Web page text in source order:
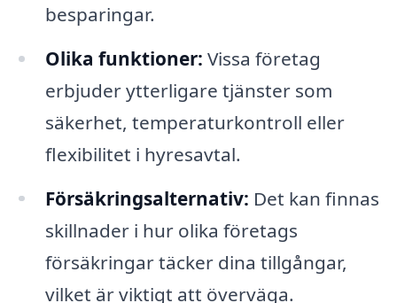
besparingar.
Olika funktioner: Vissa företag
erbjuder ytterligare tjänster som
säkerhet, temperaturkontroll eller
flexibilitet i hyresavtal.
Försäkringsalternativ: Det kan finnas
skillnader i hur olika företags
försäkringar täcker dina tillgångar,
vilket är viktigt att överväga.